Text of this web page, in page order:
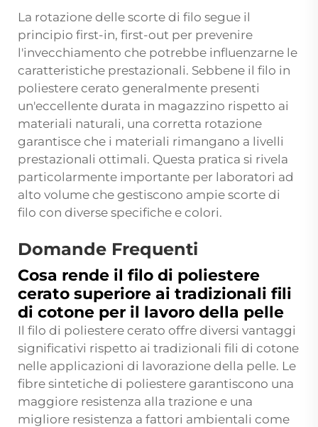
La rotazione delle scorte di filo segue il
principio first-in, first-out per prevenire
l'invecchiamento che potrebbe influenzarne le
caratteristiche prestazionali. Sebbene il filo in
poliestere cerato generalmente presenti
un'eccellente durata in magazzino rispetto ai
materiali naturali, una corretta rotazione
garantisce che i materiali rimangano a livelli
prestazionali ottimali. Questa pratica si rivela
particolarmente importante per laboratori ad
alto volume che gestiscono ampie scorte di
filo con diverse specifiche e colori.
Domande Frequenti
Cosa rende il filo di poliestere
cerato superiore ai tradizionali fili
di cotone per il lavoro della pelle
Il filo di poliestere cerato offre diversi vantaggi
significativi rispetto ai tradizionali fili di cotone
nelle applicazioni di lavorazione della pelle. Le
fibre sintetiche di poliestere garantiscono una
maggiore resistenza alla trazione e una
migliore resistenza a fattori ambientali come